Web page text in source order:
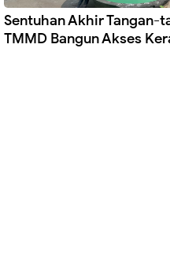
Sentuhan Akhir Tangan-
TMMD Bangun Akses